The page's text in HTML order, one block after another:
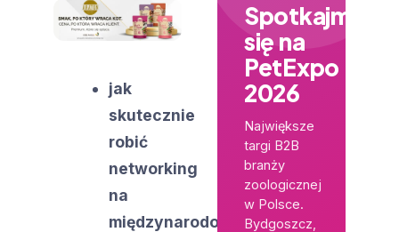
jak
skutecznie
robić
networking
na
międzynarodowych
Spotkajmy
się na
PetExpo
2026
Największe
targi B2B
branży
zoologicznej
w Polsce.
Bydgoszcz,